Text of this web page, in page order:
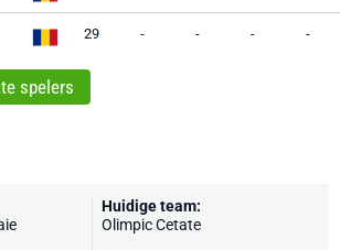
29 - - - -
spelers
Huidige team:
Olimpic Cetate